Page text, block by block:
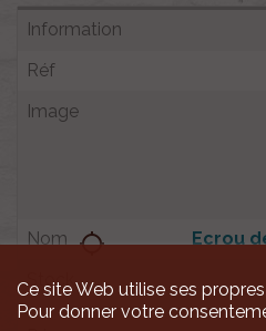
Ecrou
location_searching
Ce site Web utilise ses
Pour donner votre